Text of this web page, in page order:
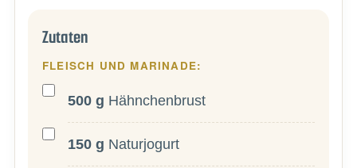
Zutaten
FLEISCH UND MARINADE:
500 g Hähnchenbrust
150 g Naturjogurt